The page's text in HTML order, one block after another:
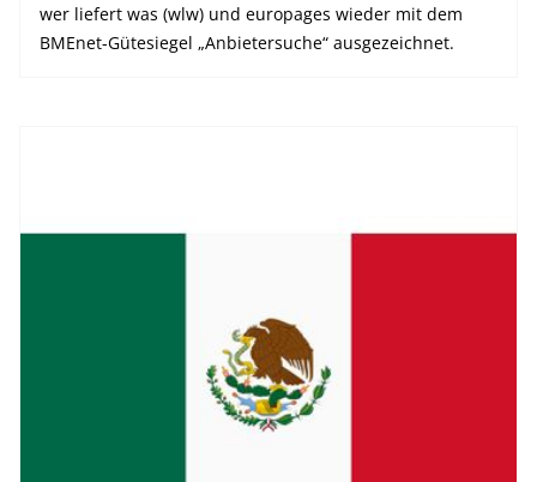
wer liefert was (wlw) und europages wieder mit dem
BMEnet-Gütesiegel „Anbietersuche“ ausgezeichnet.